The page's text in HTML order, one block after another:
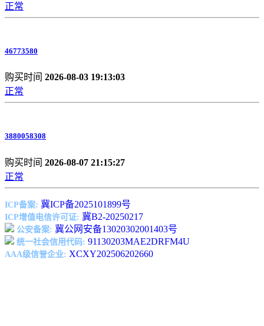
正常
46773580
购买时间 2026-08-03 19:13:03
正常
3880058308
购买时间 2026-08-07 21:15:27
正常
ICP备案: 冀ICP备2025101899号
ICP增值电信许可证: 冀B2-20250217
公安备案: 冀公网安备13020302001403号
统一社会信用代码: 91130203MAE2DRFM4U
AAA级信誉企业: XCXY202506202660